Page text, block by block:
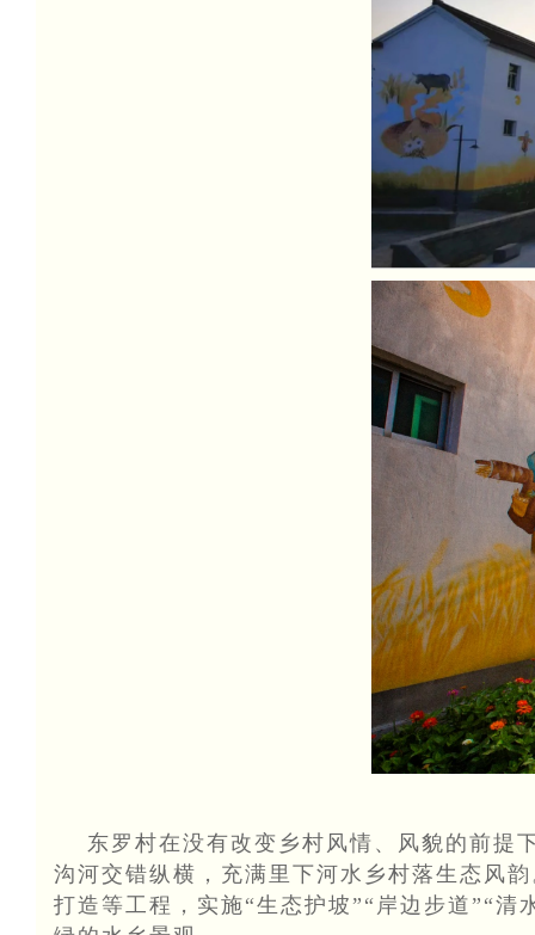
东罗村在没有改变乡村风情、风貌的前提
沟河交错纵横，充满里下河水乡村落生态风
打造等工程，实施“生态护坡”“岸边步道”“